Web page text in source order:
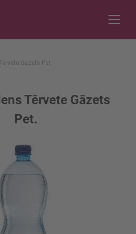
Gāzets Pet.
Tērvete Gāzets
Pet.